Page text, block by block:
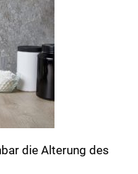
die Alterung des